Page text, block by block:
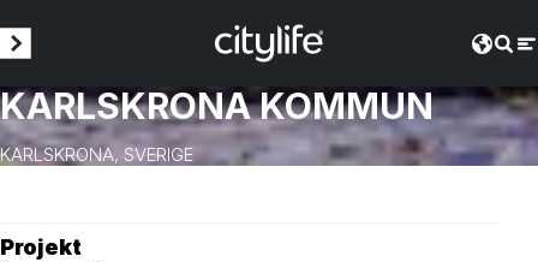
KARLSKRONA KOMMUN
KARLSKRONA, SVERIGE
Projekt